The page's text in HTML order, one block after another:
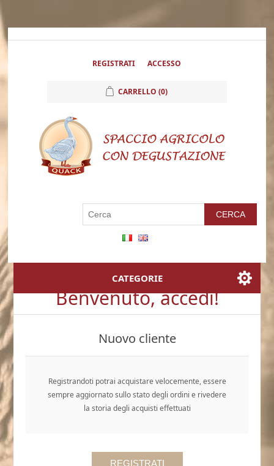
REGISTRATI ACCESSO
CARRELLO (0)
CATEGORIE
Benvenuto, accedi!
Nuovo cliente
Registrandoti potrai acquistare velocemente, essere
sempre aggiornato sullo stato degli ordini e rivedere
la storia degli acquisti effettuati